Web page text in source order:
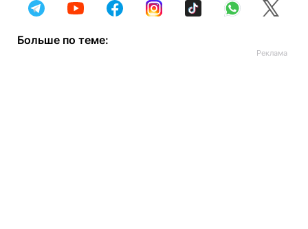
Больше по теме: